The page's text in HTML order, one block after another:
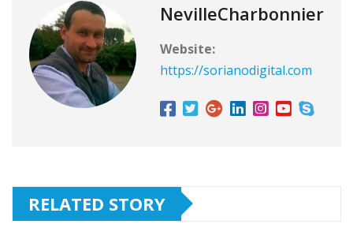
NevilleCharbonnier
Website:
https://sorianodigital.com
RELATED STORY